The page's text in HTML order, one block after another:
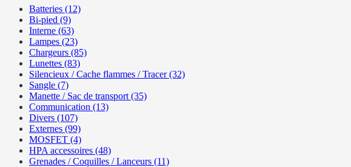
Batteries (12)
Bi-pied (9)
Interne (63)
Lampes (23)
Chargeurs (85)
Lunettes (83)
Silencieux / Cache flammes / Tracer (32)
Sangle (7)
Manette / Sac de transport (35)
Communication (13)
Divers (107)
Externes (99)
MOSFET (4)
HPA accessoires (48)
Grenades / Coquilles / Lanceurs (11)